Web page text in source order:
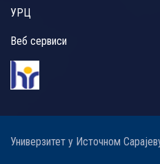
УРЦ
Веб сервиси
Универзитет у Источном